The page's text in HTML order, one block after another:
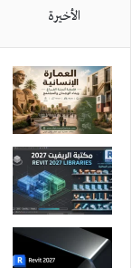
الأخيرة